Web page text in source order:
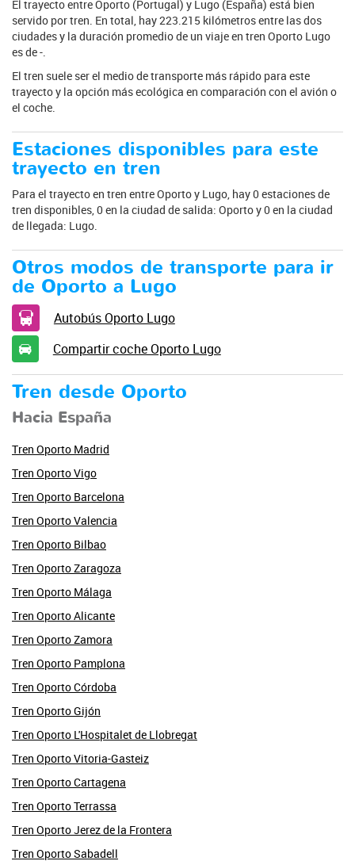
El trayecto entre Oporto (Portugal) y Lugo (España) está bien
servido por tren. En total, hay 223.215 kilómetros entre las dos
ciudades y la duración promedio de un viaje en tren Oporto Lugo
es de -.
El tren suele ser el medio de transporte más rápido para este
trayecto y la opción más ecológica en comparación con el avión o
el coche.
Estaciones disponibles para este
trayecto en tren
Para el trayecto en tren entre Oporto y Lugo, hay 0 estaciones de
tren disponibles, 0 en la ciudad de salida: Oporto y 0 en la ciudad
de llegada: Lugo.
Otros modos de transporte para ir
de Oporto a Lugo
Autobús Oporto Lugo
Compartir coche Oporto Lugo
Tren desde Oporto
Hacia España
Tren Oporto Madrid
Tren Oporto Vigo
Tren Oporto Barcelona
Tren Oporto Valencia
Tren Oporto Bilbao
Tren Oporto Zaragoza
Tren Oporto Málaga
Tren Oporto Alicante
Tren Oporto Zamora
Tren Oporto Pamplona
Tren Oporto Córdoba
Tren Oporto Gijón
Tren Oporto L'Hospitalet de Llobregat
Tren Oporto Vitoria-Gasteiz
Tren Oporto Cartagena
Tren Oporto Terrassa
Tren Oporto Jerez de la Frontera
Tren Oporto Sabadell